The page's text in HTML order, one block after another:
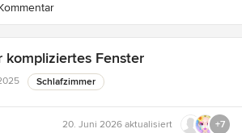
kompliziertes Fenster
Schlafzimmer
20. Juni 2026 aktualisiert +7